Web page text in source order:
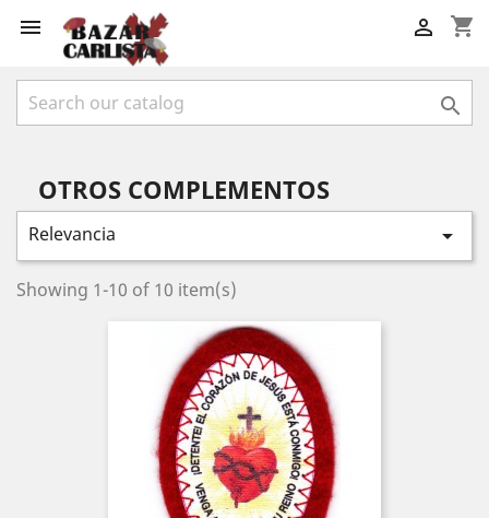
 shopping_cart


OTROS COMPLEMENTOS
Relevancia 
Showing 1-10 of 10 item(s)